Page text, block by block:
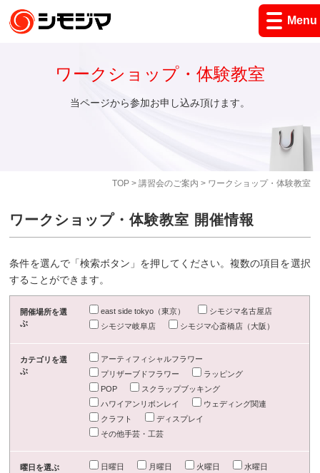
Menu
TOP> 講習会のご案内 > ワークショップ・体験教室
ワークショップ・体験教室
当ページから参加お申し込み頂けます。
ワークショップ・体験教室 開催情報
条件を選んで「検索ボタン」を押してください。複数の項目を選択
することができます。
開催場所を選
ぶ
east side tokyo（東京）
シモジマ名古屋店
シモジマ岐阜店
シモジマ心斎橋店（大阪）
カテゴリを選
ぶ
アーティフィシャルフラワー
プリザーブドフラワー
ラッピング
POP
スクラップブッキング
ハワイアンリボンレイ
ウェディング関連
クラフト
ディスプレイ
その他手芸・工芸
曜日を選ぶ 日曜日 月曜日 火曜日
水曜日